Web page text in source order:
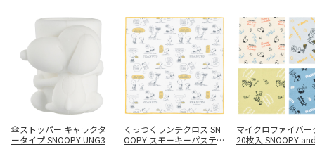
傘ストッパー キャラクタ
ータイプ SNOOPY UNG3
くっつくランチクロス SN
OOPY スモーキーパステル
マイクロファイバー
20枚入 SNOOPY